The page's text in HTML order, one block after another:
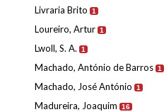
Livraria Brito 1
Loureiro, Artur 1
Lwoll, S. A. 1
Machado, António de Barros 1
Machado, José António 1
Madureira, Joaquim 16